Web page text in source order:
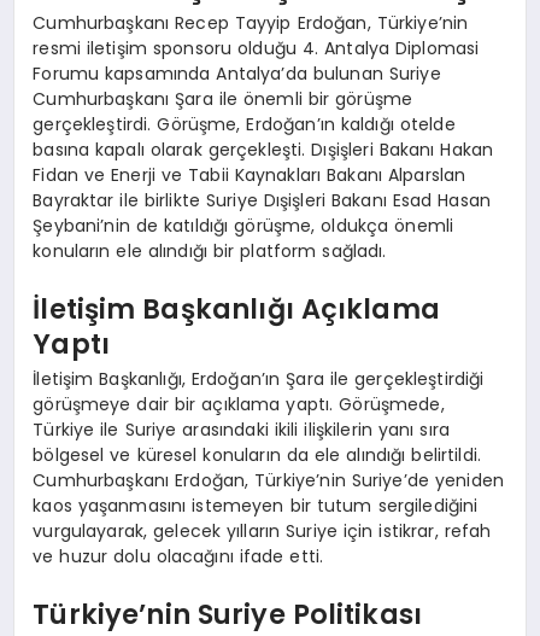
Cumhurbaşkanı Recep Tayyip Erdoğan, Türkiye’nin
resmi iletişim sponsoru olduğu 4. Antalya Diplomasi
Forumu kapsamında Antalya’da bulunan Suriye
Cumhurbaşkanı Şara ile önemli bir görüşme
gerçekleştirdi. Görüşme, Erdoğan’ın kaldığı otelde
basına kapalı olarak gerçekleşti. Dışişleri Bakanı Hakan
Fidan ve Enerji ve Tabii Kaynakları Bakanı Alparslan
Bayraktar ile birlikte Suriye Dışişleri Bakanı Esad Hasan
Şeybani’nin de katıldığı görüşme, oldukça önemli
konuların ele alındığı bir platform sağladı.
İletişim Başkanlığı Açıklama
Yaptı
İletişim Başkanlığı, Erdoğan’ın Şara ile gerçekleştirdiği
görüşmeye dair bir açıklama yaptı. Görüşmede,
Türkiye ile Suriye arasındaki ikili ilişkilerin yanı sıra
bölgesel ve küresel konuların da ele alındığı belirtildi.
Cumhurbaşkanı Erdoğan, Türkiye’nin Suriye’de yeniden
kaos yaşanmasını istemeyen bir tutum sergilediğini
vurgulayarak, gelecek yılların Suriye için istikrar, refah
ve huzur dolu olacağını ifade etti.
Türkiye’nin Suriye Politikası